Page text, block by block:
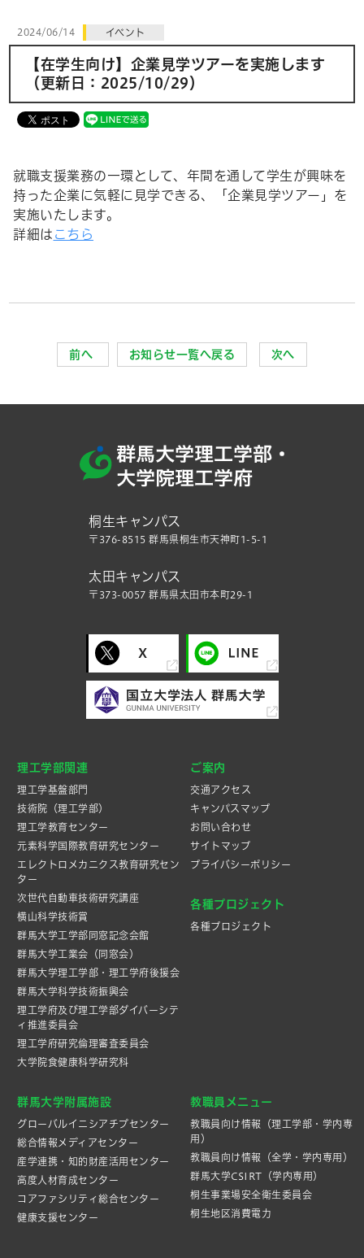
2024/06/14 イベント
【在学生向け】企業見学ツアーを実施します
（更新日：2025/10/29）
就職支援業務の一環として、年間を通して学生が興味を
持った企業に気軽に見学できる、「企業見学ツアー」を
実施いたします。
詳細は こちら
前へ お知らせ一覧へ戻る 次へ
桐生キャンパス
〒376-8515 群馬県桐生市天神町1-5-1
太田キャンパス
〒373-0057 群馬県太田市本町29-1
理工学部関連
理工学基盤部門
技術院（理工学部）
理工学教育センター
元素科学国際教育研究センター
エレクトロメカニクス教育研究セン
ター
次世代自動車技術研究講座
横山科学技術賞
群馬大学工学部同窓記念会館
群馬大学工業会（同窓会）
群馬大学理工学部・理工学府後援会
群馬大学科学技術振興会
理工学府及び理工学部ダイバーシテ
ィ推進委員会
理工学府研究倫理審査委員会
大学院食健康科学研究科
ご案内
交通アクセス
キャンパスマップ
お問い合わせ
サイトマップ
プライバシーポリシー
各種プロジェクト
各種プロジェクト
群馬大学附属施設
グローバルイニシアチブセンター
総合情報メディアセンター
産学連携・知的財産活⽤センター
高度人材育成センター
コアファシリティ総合センター
健康支援センター
教職員メニュー
教職員向け情報（理工学部・学内専
用）
教職員向け情報（全学・学内専用）
群馬大学CSIRT（学内専用）
桐生事業場安全衛生委員会
桐生地区消費電力